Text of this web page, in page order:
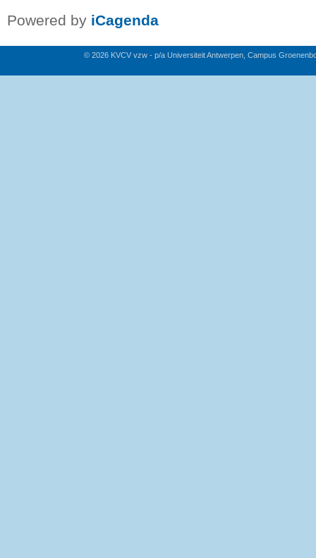
Powered by iCagenda
© 2026 KVCV vzw - p/a Universiteit Antwerpen, Campus